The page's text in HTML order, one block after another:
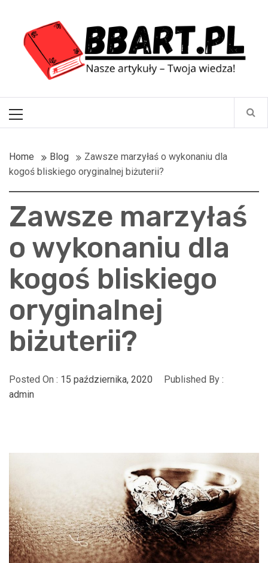
contentBBart.pl
Menu
Home Blog
Zawsze marzyłaś o wykonaniu dla
kogoś bliskiego oryginalnej biżuterii?
Zawsze marzyłaś
o wykonaniu dla
kogoś bliskiego
oryginalnej
biżuterii?
Posted On : 15 października, 2020
Published By :
admin